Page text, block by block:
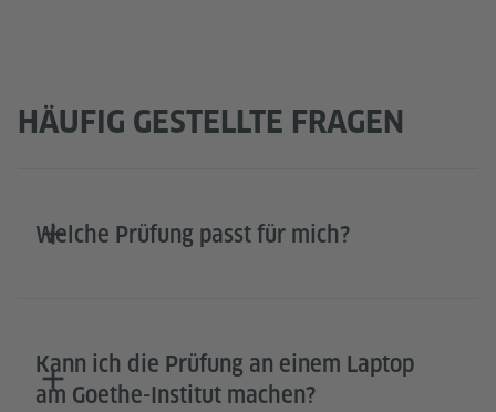
HÄUFIG GESTELLTE FRAGEN
Welche Prüfung passt für mich?
Kann ich die Prüfung an einem Laptop
am Goethe-Institut machen?